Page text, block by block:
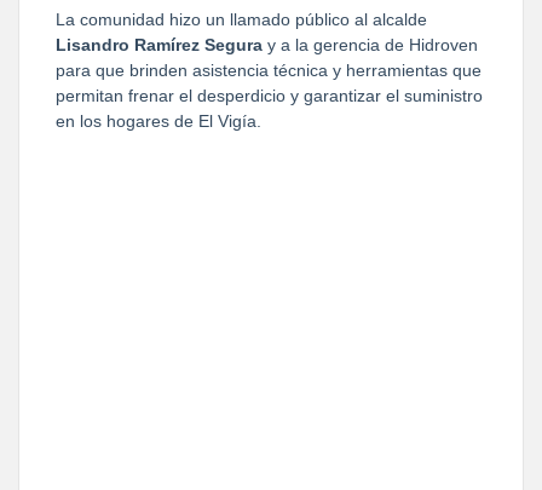
Lisandro Ramírez Segura y a la gerencia de Hidroven
para que brinden asistencia técnica y herramientas que
permitan frenar el desperdicio y garantizar el suministro
en los hogares de El Vigía.